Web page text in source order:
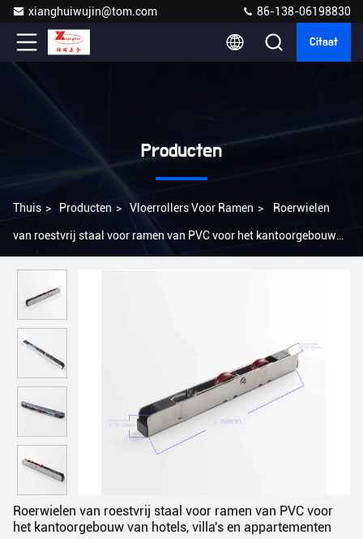
xianghuiwujin@tom.com 86-138-06198830
Citaat
Producten
Thuis > Producten > Vloerrollers Voor Ramen > Roerwielen
van roestvrij staal voor ramen van PVC voor het kantoorgebouw
Roerwielen van roestvrij staal voor ramen van PVC voor
het kantoorgebouw van hotels, villa's en appartementen